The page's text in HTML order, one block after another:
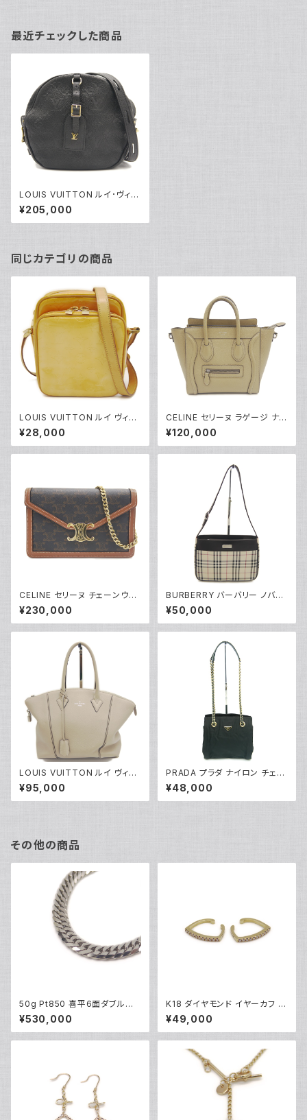
最近チェックした商品
LOUIS VUITTON ルイ･ヴィト
ン ポワット シャポー スープル
モノグラムアンプラント ノワール
M45649 ショルダーバッグ ※
¥205,000
同じカテゴリの商品
LOUIS VUITTON ルイ ヴィト
ン モノグラム・ヴェルニ ウースタ
ー ショルダーバッグ ローズピン
ク M91037 Y05203
¥28,000
CELINE セリーヌ ラゲージ ナノ
ショッパー ハンドバッグ 2WAY
ショルダーバッグ レザー ベージ
ュ 189243 Y05219
¥120,000
CELINE セリーヌ チェーンウォ
レット マーゴ トリオンフキャンバ
ス ショルダーバッグ 10L462D
QB.04LU Y05229
¥230,000
BURBERRY バーバリー ノバチ
ェック柄 ショルダーバッグ Y052
20
¥50,000
LOUIS VUITTON ルイ ヴィト
ン ロックイットPM パルナセア
ハンドバッグ 2WAY ショルダー
バッグ M50030 Y05209
¥95,000
PRADA プラダ ナイロン チェー
ンショルダートートバッグ 型掛け
ショルダーバッグ B4418 Y043
37
¥48,000
その他の商品
50g Pt850 喜平6面ダブルネッ
クレス プラチナ ネックレスチェ
ーン Y05262
¥530,000
K18 ダイヤモンド イヤーカフ 1
8金 Y05253
¥49,000